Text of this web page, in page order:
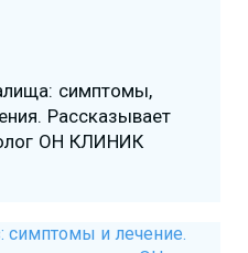
симптомы,
Рассказывает
ОН КЛИНИК